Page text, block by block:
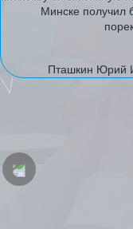
Минске получил
Пташкин Юрий